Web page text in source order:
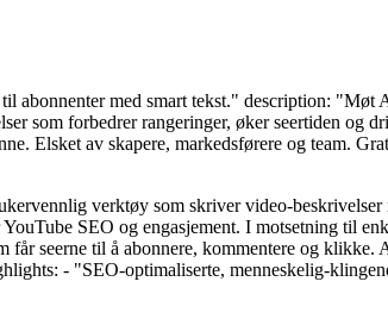
abonnenter med smart tekst." description: "Møt
som forbedrer rangeringer, øker seertiden og
Elsket av skapere, markedsførere og team.
verktøy som skriver video-beskrivelser
SEO og engasjement. I motsetning til
seerne til å abonnere, kommentere og klikke.
- "SEO-optimaliserte, menneskelig-